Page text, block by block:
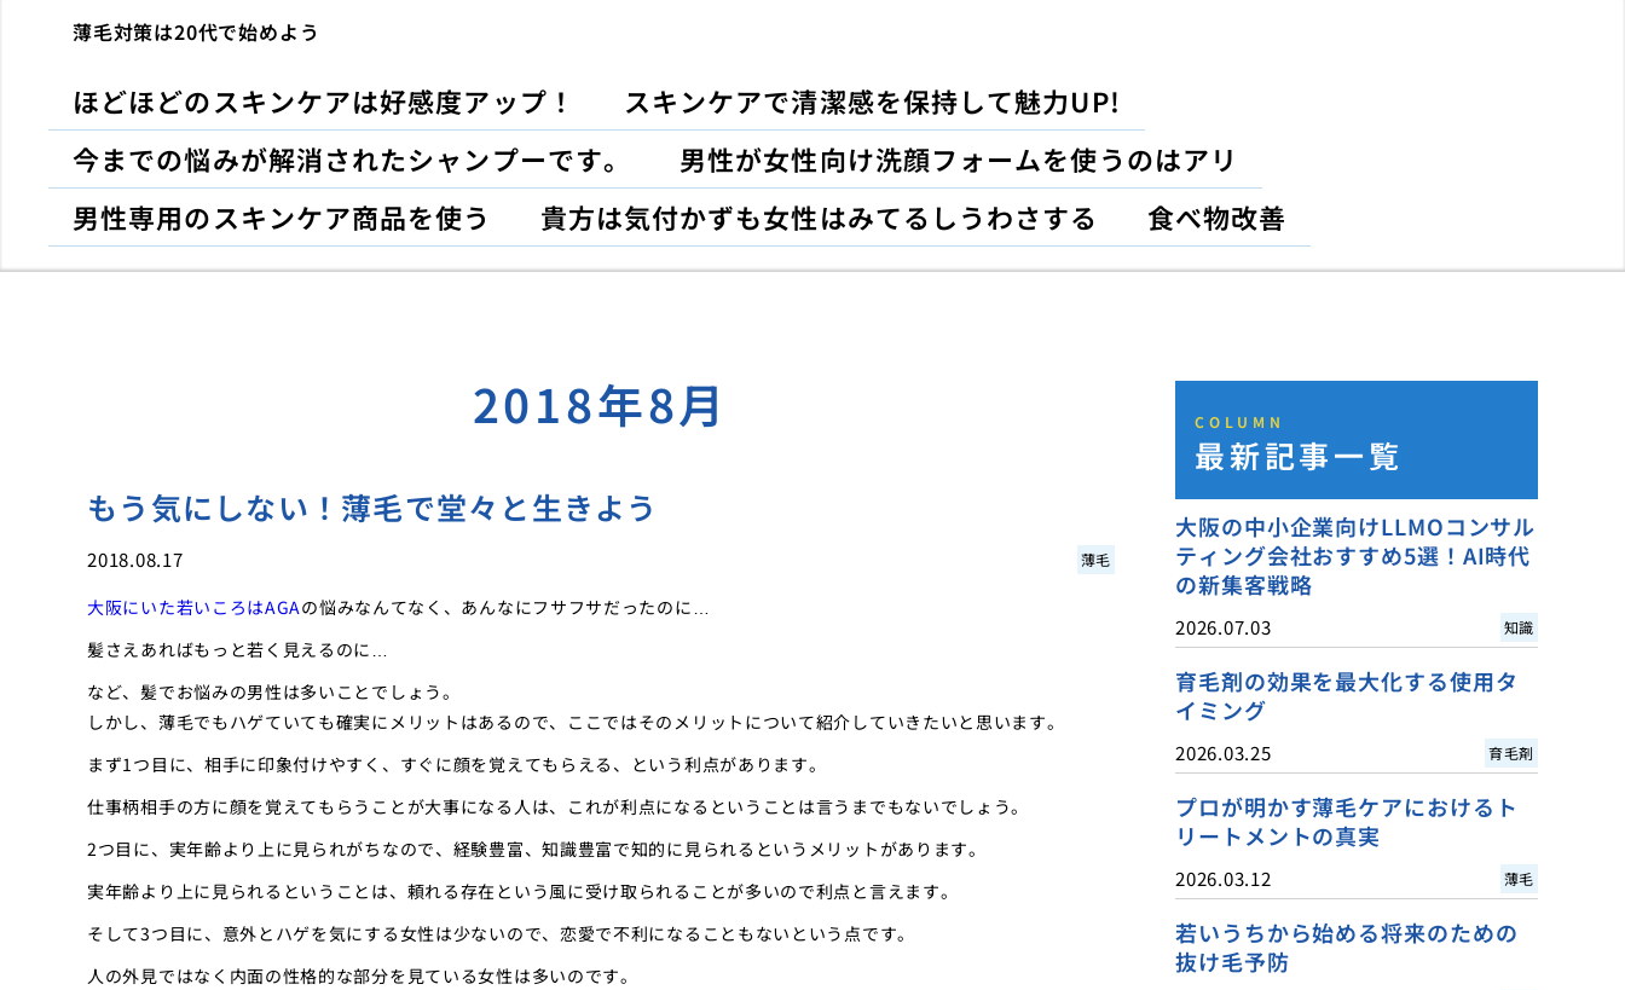
薄毛対策は20代で始めよう
ほどほどのスキンケアは好感度アップ！
スキンケアで清潔感を保持して魅力UP!
今までの悩みが解消されたシャンプーです。
男性が女性向け洗顔フォームを使うのはアリ
男性専用のスキンケア商品を使う
貴方は気付かずも女性はみてるしうわさする 食べ物改善
2018年8月
もう気にしない！薄毛で堂々と生きよう
2018.08.17 薄毛
大阪にいた若いころはAGAの悩みなんてなく、あんなにフサフサだったのに…
髪さえあればもっと若く見えるのに…
など、髪でお悩みの男性は多いことでしょう。
しかし、薄毛でもハゲていても確実にメリットはあるので、ここではそのメリットについて紹介していきたいと思います。
まず1つ目に、相手に印象付けやすく、すぐに顔を覚えてもらえる、という利点があります。
仕事柄相手の方に顔を覚えてもらうことが大事になる人は、これが利点になるということは言うまでもないでしょう。
2つ目に、実年齢より上に見られがちなので、経験豊富、知識豊富で知的に見られるというメリットがあります。
実年齢より上に見られるということは、頼れる存在という風に受け取られることが多いので利点と言えます。
そして3つ目に、意外とハゲを気にする女性は少ないので、恋愛で不利になることもないという点です。
人の外見ではなく内面の性格的な部分を見ている女性は多いのです。
COLUMN
最新記事一覧
大阪の中小企業向けLLMOコンサル
ティング会社おすすめ5選！AI時代
の新集客戦略
2026.07.03 知識
育毛剤の効果を最大化する使用タ
イミング
2026.03.25 育毛剤
プロが明かす薄毛ケアにおけるト
リートメントの真実
2026.03.12 薄毛
若いうちから始める将来のための
抜け毛予防